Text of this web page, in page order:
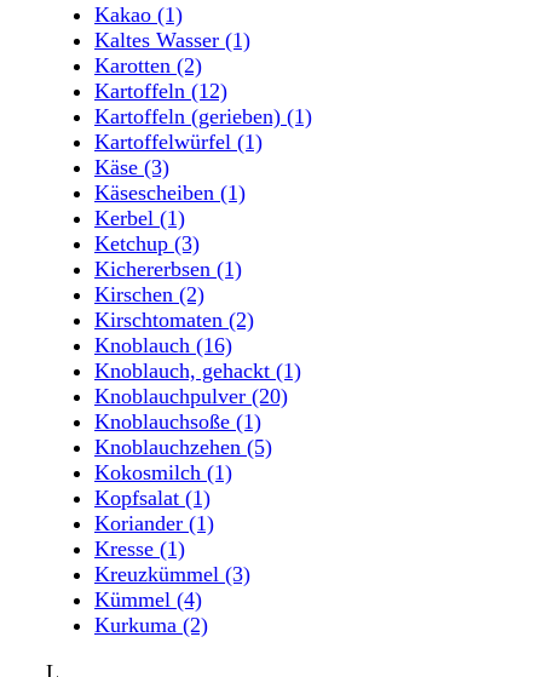
Kakao (1)
Kaltes Wasser (1)
Karotten (2)
Kartoffeln (12)
Kartoffeln (gerieben) (1)
Kartoffelwürfel (1)
Käse (3)
Käsescheiben (1)
Kerbel (1)
Ketchup (3)
Kichererbsen (1)
Kirschen (2)
Kirschtomaten (2)
Knoblauch (16)
Knoblauch, gehackt (1)
Knoblauchpulver (20)
Knoblauchsoße (1)
Knoblauchzehen (5)
Kokosmilch (1)
Kopfsalat (1)
Koriander (1)
Kresse (1)
Kreuzkümmel (3)
Kümmel (4)
Kurkuma (2)
L